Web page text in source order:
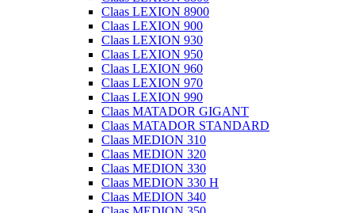
Claas LEXION 8900
Claas LEXION 900
Claas LEXION 930
Claas LEXION 950
Claas LEXION 960
Claas LEXION 970
Claas LEXION 990
Claas MATADOR GIGANT
Claas MATADOR STANDARD
Claas MEDION 310
Claas MEDION 320
Claas MEDION 330
Claas MEDION 330 H
Claas MEDION 340